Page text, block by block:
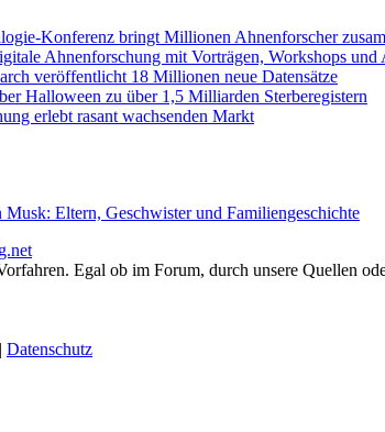
Konferenz bringt Millionen Ahnenforscher
Ahnenforschung mit Vorträgen, Workshops und
veröffentlicht 18 Millionen neue Datensätze
Halloween zu über 1,5 Milliarden Sterberegistern
erlebt rasant wachsenden Markt
Eltern, Geschwister und Familiengeschichte
Egal ob im Forum, durch unsere Quellen
| Datenschutz